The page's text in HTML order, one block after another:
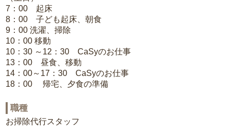
7：00 起床
8：00 子ども起床、朝食
9：00 洗濯、掃除
10：00 移動
10：30 ～12：30 CaSyのお仕事
13：00 昼食、移動
14：00～17：30 CaSyのお仕事
18：00 帰宅、夕食の準備
職種
お掃除代行スタッフ